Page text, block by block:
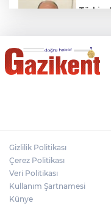
Gizlilik Politikası
Çerez Politikası
Veri Politikası
Kullanım Şartnamesi
Künye